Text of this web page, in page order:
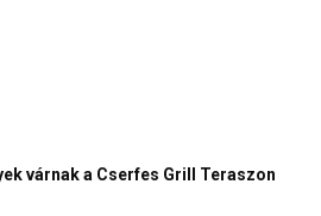
várnak a Cserfes Grill Teraszon